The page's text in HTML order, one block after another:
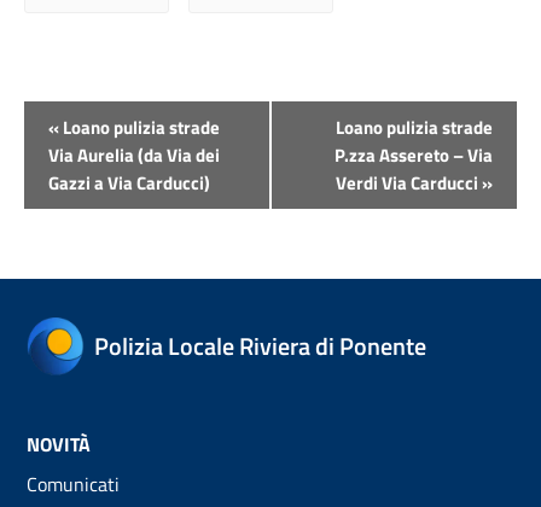
Evento
Navigazione
«Loano pulizia strade
Via Aurelia (da Via dei
Gazzi a Via Carducci)
Loano pulizia strade
P.zza Assereto – Via
Verdi Via Carducci»
Polizia Locale Riviera di Ponente
NOVITÀ
Comunicati